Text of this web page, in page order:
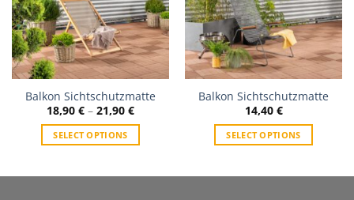
Balkon Sichtschutzmatte
18,90 € – 21,90 €
SELECT OPTIONS
Balkon Sichtschutzmatte
14,40 €
SELECT OPTIONS